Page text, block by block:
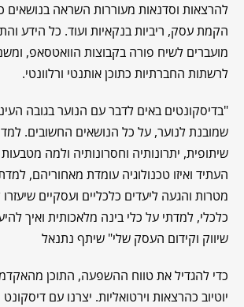
להרצאות וסדנאות מעוררות השראה בנושאים
הקמת עסק, ריביות בנקאיות ועוד. כל הידע
מועברים לשיח פורה בקבוצות הוואטסאפ,
לרשתות החברתיות כתוכן אותנטי ורלוונטי.
"בדיסקונטים באים לדבר עם הנוער בגובה
שמובנת לנוער, על כל הנושאים החשובים.
שיתופית, יתרונותיה וחסרונותיה ולמה מטבעות
העתיד ואיזו טכנולוגיה עומדת מאחוריהם,
מטרות והגעה ליעדים כלכליים ועסקיים
כלכלי, למדתי על כלי בינה מלאכותית ואיך
שיווק וקידום העסק שלי" שיתף נתנאל
כדי להגדיל את טווח ההשפעה, התוכן
יוטיוב כהרצאות וירטואליות. יצרנו עם